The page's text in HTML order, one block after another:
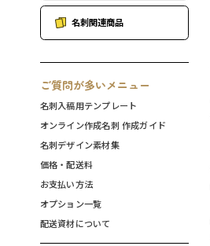
名刺関連商品
ご質問が多いメニュー
名刺入稿用テンプレート
オンライン作成名刺 作成ガイド
名刺デザイン素材集
価格・配送料
お支払い方法
オプション一覧
配送資材について